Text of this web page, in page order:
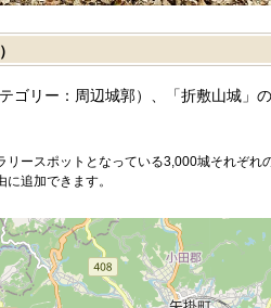
ゴリー：周辺城郭）、「折敷山城」の
リースポットとなっている3,000城それぞれ
追加できます。